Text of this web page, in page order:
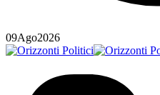
09Ago2026